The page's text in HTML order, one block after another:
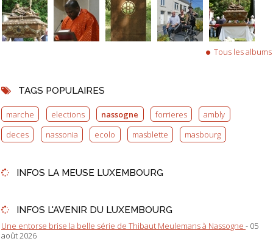
Tous les albums
TAGS POPULAIRES
marche elections nassogne forrieres
ambly
deces
nassonia ecolo masblette masbourg
INFOS LA MEUSE LUXEMBOURG
INFOS L'AVENIR DU LUXEMBOURG
Une entorse brise la belle série de Thibaut Meulemans à Nassogne - 05
août 2026